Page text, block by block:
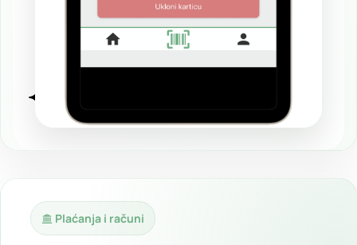
Plaćanja i računi